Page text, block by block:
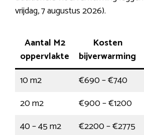
vrijdag, 7 augustus 2026).
Aantal M2
oppervlakte
Kosten
bijverwarming
10 m2
€690 – €740
20 m2
€900 – €1200
40 – 45 m2
€2200 – €2775